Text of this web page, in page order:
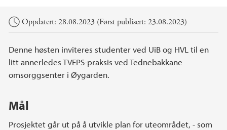
Hovedinnhold
Oppdatert: 28.08.2023 (Først publisert: 23.08.2023)
Denne høsten inviteres studenter ved UiB og HVL til en
litt annerledes TVEPS-praksis ved Tednebakkane
omsorggsenter i Øygarden.
Mål
Prosjektet går ut på å utvikle plan for uteområdet, - som